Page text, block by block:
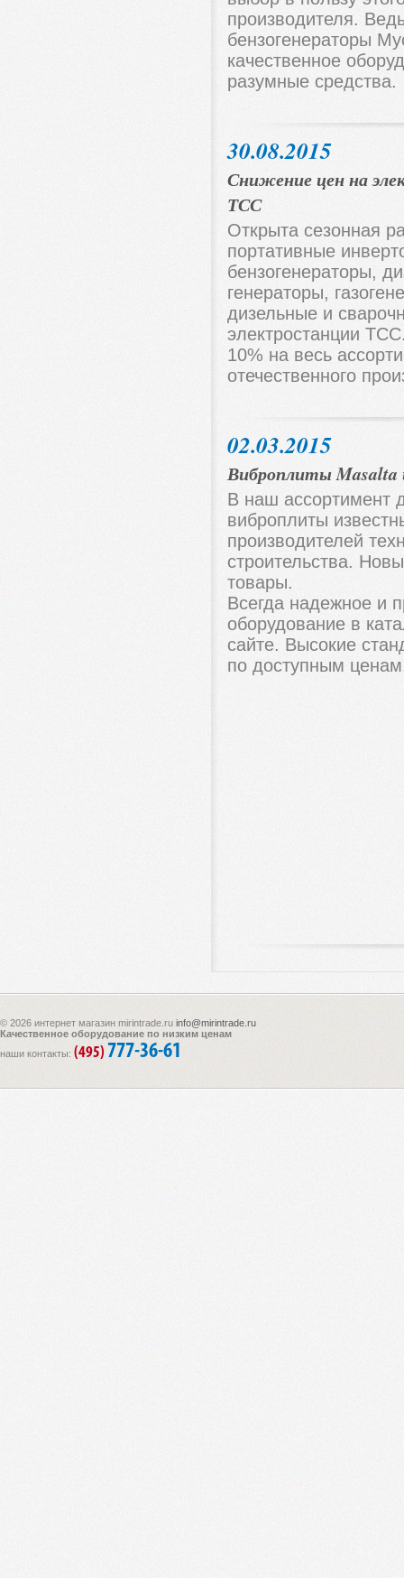
производителя.
бензогенераторы
качественное
разумные средства.
30.08.2015
Снижение цен на
ТСС
Открыта сезонная
портативные
бензогенераторы,
генераторы,
дизельные и
электростанции
10% на весь
отечественного
02.03.2015
Виброплиты Masalta
В наш ассортимент
виброплиты
производителей
строительства.
товары.
Всегда надежное и
оборудование в
сайте. Высокие
по доступным
© 2026 интернет магазин mirintrade.ru info@mirintrade.ru
Качественное оборудование по низким ценам
наши контакты: (495) 777-36-61